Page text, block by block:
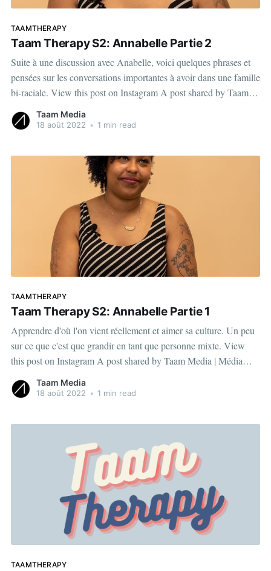
TAAMTHERAPY
Taam Therapy S2: Annabelle Partie 2
Suite à une discussion avec Anabelle, voici quelques phrases et
pensées sur les conversations importantes à avoir dans une famille
bi-raciale. View this post on Instagram A post shared by Taam
cette vidéo, Anabelle nous montre que, mis à
Taam Media
18 août 2022 • 1 min read
TAAMTHERAPY
Taam Therapy S2: Annabelle Partie 1
Apprendre d'où l'on vient réellement et aimer sa culture. Un peu
sur ce que c'est que grandir en tant que personne mixte. View
this post on Instagram A post shared by Taam Media | Média
Taam Media
18 août 2022 • 1 min read
TAAMTHERAPY